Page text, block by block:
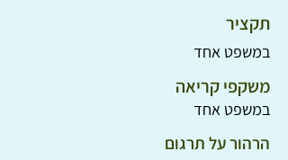
תקציר
במשפט אחד
משקפי קריאה
במשפט אחד
הרהור על תרגום